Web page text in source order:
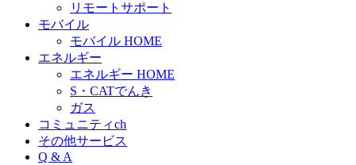
リモートサポート
モバイル
モバイル HOME
エネルギー
エネルギー HOME
S・CATでんき
ガス
コミュニティch
その他サービス
Q & A